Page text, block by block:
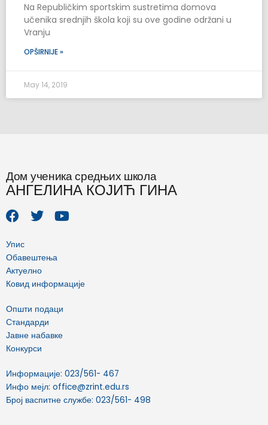
Na Republičkim sportskim sustretima domova
učenika srednjih škola koji su ove godine održani u
Vranju
OPŠIRNIJE »
May 14, 2019
Дом ученика средњих школа
АНГЕЛИНА КОЈИЋ ГИНА
a
e
b
o
o
w
t
e
r
o
e
Упис
Обавештења
Актуелно
Ковид информације
Општи подаци
Стандарди
Јавне набавке
Конкурси
Информације: 023/561- 467
Инфо мејл: office@zrint.edu.rs
Број васпитне службе: 023/561- 498